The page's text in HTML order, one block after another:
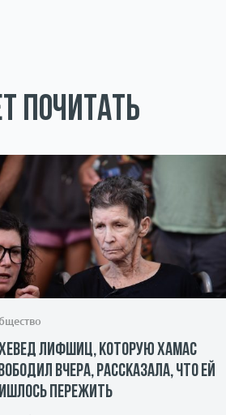
почитать
Лифшиц, которую ХАМАС
вчера, рассказала, что ей
пережить